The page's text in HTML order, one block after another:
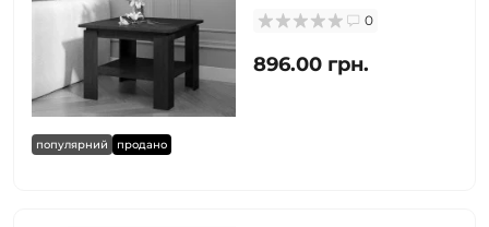
популярний продано
0
896.00 грн.